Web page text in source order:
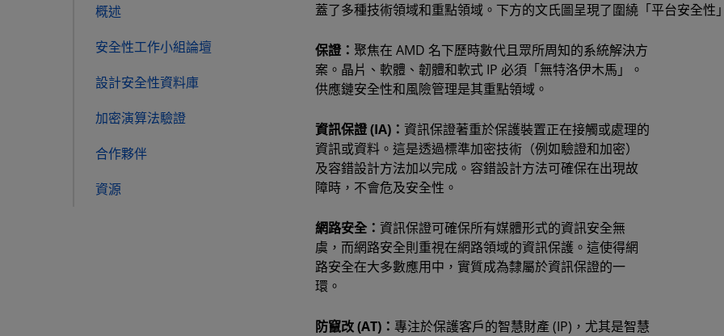
概述
安全性工作小組論壇
設計安全性資料庫
加密演算法驗證
合作夥伴
資源
蓋了多種技術領域和重點領域。下方的文氏圖呈現了圍繞「平台安全性
保證： 聚焦在 AMD 名下歷時數代且眾所周知的系統解決方
案。晶片、軟體、韌體和軟式 IP 必須「無特洛伊木馬」。
供應鏈安全性和風險管理是其重點領域。
資訊保證 (IA)： 資訊保證著重於保護裝置正在接觸或處理的
資訊或資料。這是透過標準加密技術（例如驗證和加密）
及容錯設計方法加以完成。容錯設計方法可確保在出現故
障時，不會危及安全性。
網路安全： 資訊保證可確保所有媒體形式的資訊安全無
虞，而網路安全則重視在網路領域的資訊保護。這使得網
路安全在大多數應用中，實質成為隸屬於資訊保證的一
環。
防竄改 (AT)： 專注於保護客戶的智慧財產 (IP)，尤其是智慧